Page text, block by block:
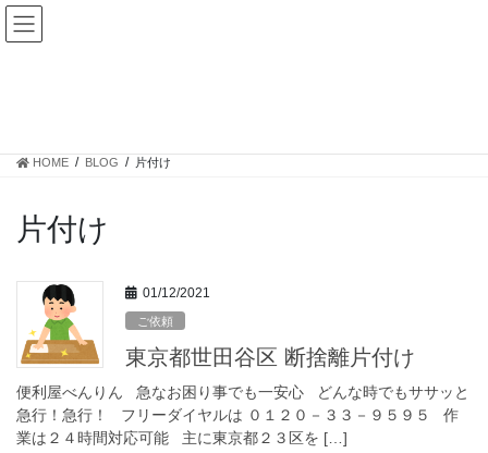
コ
ン
ナ
ビ
HOME BLOG 片付け
片付け
01/12/2021
ご依頼
東京都世田谷区 断捨離片付け
便利屋べんりん 急なお困り事でも一安心 どんな時でもササッと
急行！急行！ フリーダイヤルは ０１２０－３３－９５９５ 作
業は２４時間対応可能 主に東京都２３区を […]